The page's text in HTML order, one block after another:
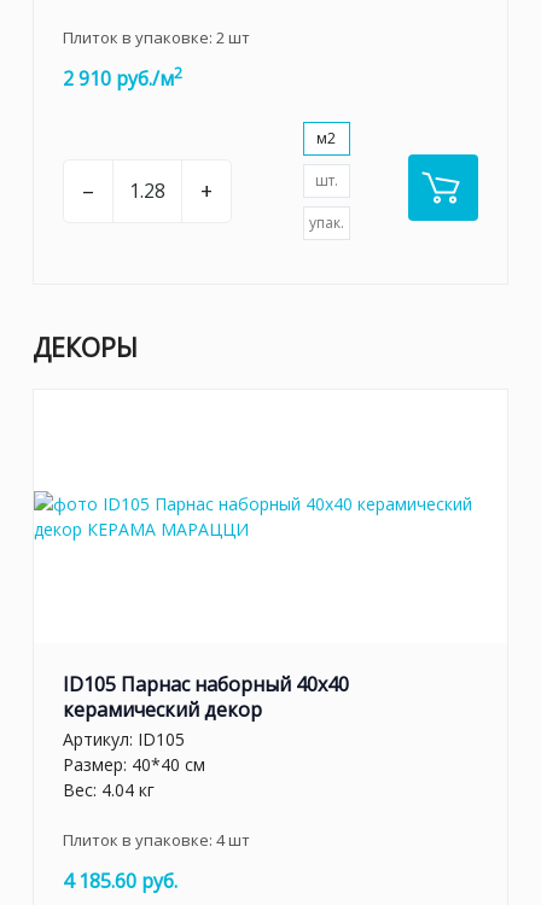
Плиток в упаковке: 2шт
2 910 руб./м2
– +
м2
шт.
упак.
ДЕКОРЫ
ID105 Парнас наборный 40x40
керамический декор
Артикул: ID105
Размер: 40*40 см
Вес: 4.04 кг
Плиток в упаковке: 4шт
4 185.60 руб.